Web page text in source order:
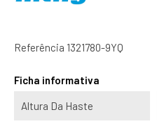
Referência 1321780-9YQ
Ficha informativa
Altura Da Haste